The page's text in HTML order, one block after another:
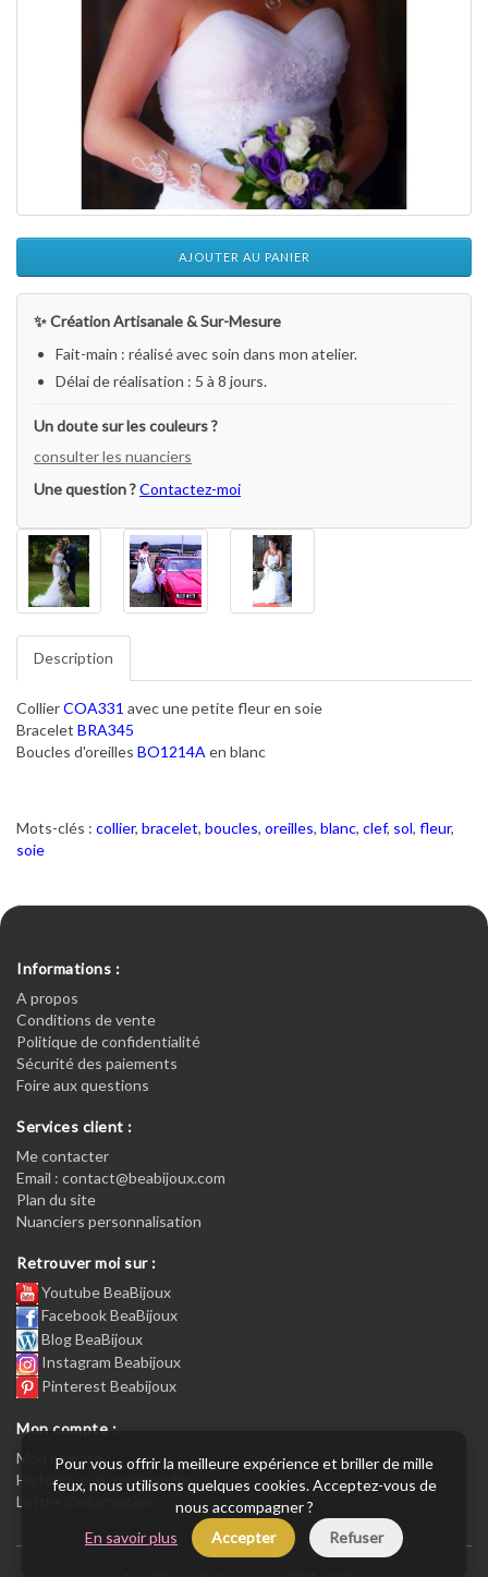
AJOUTER AU PANIER
✨ Création Artisanale & Sur-Mesure
Fait-main : réalisé avec soin dans mon atelier.
Délai de réalisation : 5 à 8 jours.
Un doute sur les couleurs ?
consulter les nuanciers
Une question ?Contactez-moi
Description
CollierCOA331 avec une petite fleur en soie
Bracelet BRA345
Boucles d'oreilles BO1214A en blanc
Mots-clés : collier, bracelet, boucles, oreilles, blanc, clef, sol, fleur,
soie
Informations :
A propos
Conditions de vente
Politique de confidentialité
Sécurité des paiements
Foire aux questions
Services client :
Me contacter
Email : contact@beabijoux.com
Plan du site
Nuanciers personnalisation
Retrouver moi sur :
Youtube BeaBijoux
Facebook BeaBijoux
Blog BeaBijoux
Instagram Beabijoux
Pinterest Beabijoux
Mon compte :
Mon compte :
Historique de commandes
Lettre d’information
Pour vous offrir la meilleure expérience et briller de mille
feux, nous utilisons quelques cookies. Acceptez-vous de
nous accompagner ?
En savoir plus
Accepter Refuser